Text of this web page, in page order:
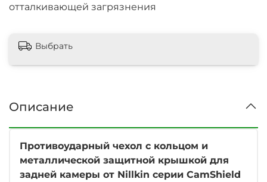
отталкивающей загрязнения
Выбрать
Описание
Противоударный чехол с кольцом и
металлической защитной крышкой для
задней камеры от Nillkin серии CamShield